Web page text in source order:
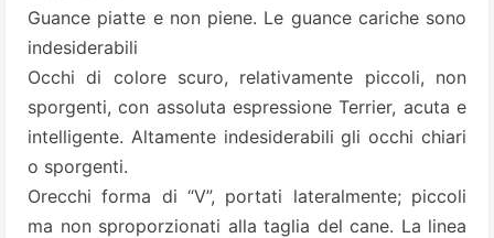
Guance piatte e non piene. Le guance cariche sono
indesiderabili
Occhi di colore scuro, relativamente piccoli, non
sporgenti, con assoluta espressione Terrier, acuta e
intelligente. Altamente indesiderabili gli occhi chiari
o sporgenti.
Orecchi forma di “V”, portati lateralmente; piccoli
ma non sproporzionati alla taglia del cane. La linea